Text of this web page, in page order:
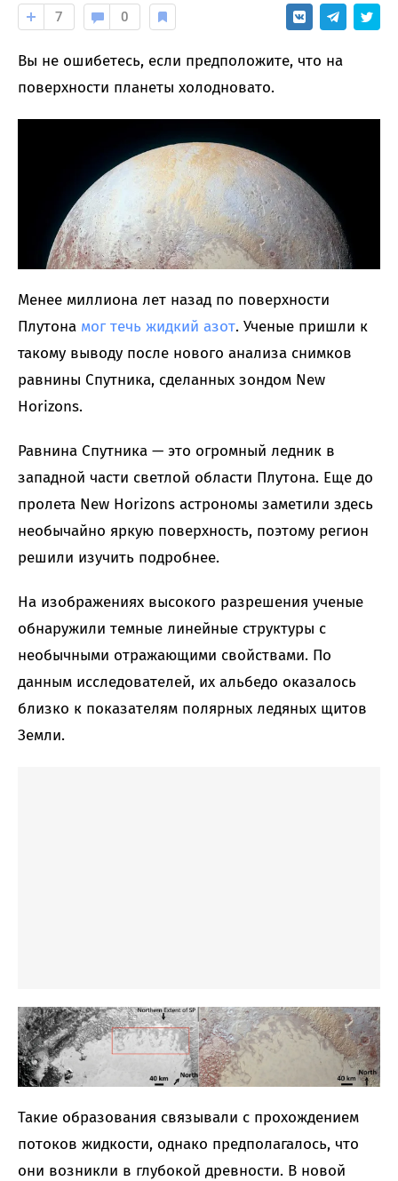
7 0
Вы не ошибетесь, если предположите, что на
поверхности планеты холодновато.
Менее миллиона лет назад по поверхности
Плутона мог течь жидкий азот. Ученые пришли к
такому выводу после нового анализа снимков
равнины Спутника, сделанных зондом New
Horizons.
Равнина Спутника — это огромный ледник в
западной части светлой области Плутона. Еще до
пролета New Horizons астрономы заметили здесь
необычайно яркую поверхность, поэтому регион
решили изучить подробнее.
На изображениях высокого разрешения ученые
обнаружили темные линейные структуры с
необычными отражающими свойствами. По
данным исследователей, их альбедо оказалось
близко к показателям полярных ледяных щитов
Земли.
Такие образования связывали с прохождением
потоков жидкости, однако предполагалось, что
они возникли в глубокой древности. В новой